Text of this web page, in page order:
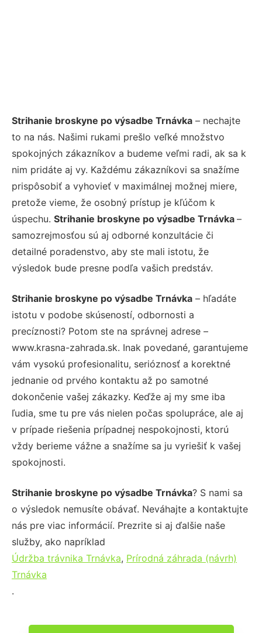
Strihanie broskyne po výsadbe Trnávka – nechajte
to na nás. Našimi rukami prešlo veľké množstvo
spokojných zákazníkov a budeme veľmi radi, ak sa k
nim pridáte aj vy. Každému zákazníkovi sa snažíme
prispôsobiť a vyhovieť v maximálnej možnej miere,
pretože vieme, že osobný prístup je kľúčom k
úspechu. Strihanie broskyne po výsadbe Trnávka –
samozrejmosťou sú aj odborné konzultácie či
detailné poradenstvo, aby ste mali istotu, že
výsledok bude presne podľa vašich predstáv.
Strihanie broskyne po výsadbe Trnávka – hľadáte
istotu v podobe skúseností, odbornosti a
precíznosti? Potom ste na správnej adrese –
www.krasna-zahrada.sk. Inak povedané, garantujeme
vám vysokú profesionalitu, serióznosť a korektné
jednanie od prvého kontaktu až po samotné
dokončenie vašej zákazky. Keďže aj my sme iba
ľudia, sme tu pre vás nielen počas spolupráce, ale aj
v prípade riešenia prípadnej nespokojnosti, ktorú
vždy berieme vážne a snažíme sa ju vyriešiť k vašej
spokojnosti.
Strihanie broskyne po výsadbe Trnávka? S nami sa
o výsledok nemusíte obávať. Neváhajte a kontaktujte
nás pre viac informácií. Prezrite si aj ďalšie naše
služby, ako napríklad
Údržba trávnika Trnávka, Prírodná záhrada (návrh)
Trnávka
.